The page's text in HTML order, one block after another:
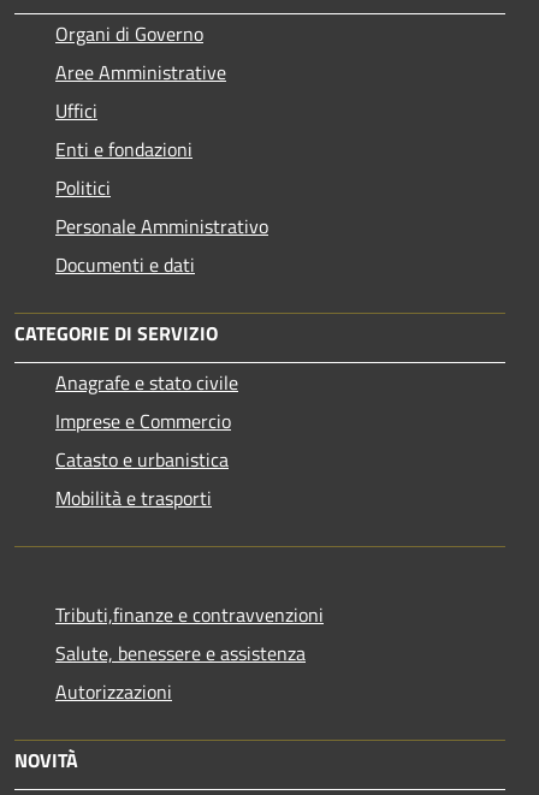
Organi di Governo
Aree Amministrative
Uffici
Enti e fondazioni
Politici
Personale Amministrativo
Documenti e dati
CATEGORIE DI SERVIZIO
Anagrafe e stato civile
Imprese e Commercio
Catasto e urbanistica
Mobilità e trasporti
Tributi,finanze e contravvenzioni
Salute, benessere e assistenza
Autorizzazioni
NOVITÀ